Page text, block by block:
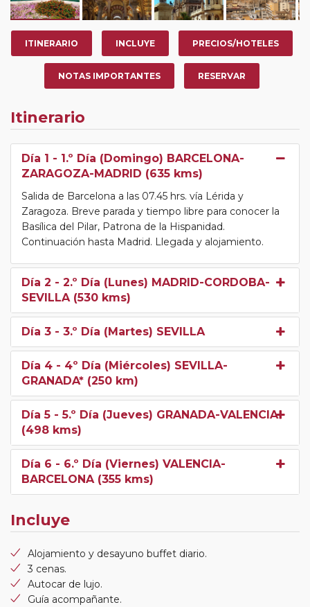
ITINERARIO INCLUYE PRECIOS/HOTELES
NOTAS IMPORTANTES RESERVAR
Itinerario
Día 1 - 1.º Día (Domingo) BARCELONA-
ZARAGOZA-MADRID (635 kms)
Salida de Barcelona a las 07.45 hrs. vía Lérida y
Zaragoza. Breve parada y tiempo libre para conocer la
Basílica del Pilar, Patrona de la Hispanidad.
Continuación hasta Madrid. Llegada y alojamiento.
Día 2 - 2.º Día (Lunes) MADRID-CORDOBA-
SEVILLA (530 kms)
Día 3 - 3.º Día (Martes) SEVILLA
Día 4 - 4º Día (Miércoles) SEVILLA-
GRANADA* (250 km)
Día 5 - 5.º Día (Jueves) GRANADA-VALENCIA
(498 kms)
Día 6 - 6.º Día (Viernes) VALENCIA-
BARCELONA (355 kms)
Incluye
Alojamiento y desayuno buffet diario.
3 cenas.
Autocar de lujo.
Guía acompañante.